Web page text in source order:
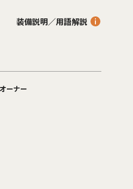
装備説明／用語解説
ーナー